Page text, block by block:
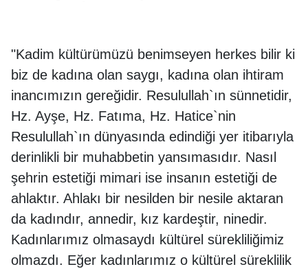
"Kadim kültürümüzü benimseyen herkes bilir ki
biz de kadına olan saygı, kadına olan ihtiram
inancımızın gereğidir. Resulullah`ın sünnetidir,
Hz. Ayşe, Hz. Fatıma, Hz. Hatice`nin
Resulullah`ın dünyasında edindiği yer itibarıyla
derinlikli bir muhabbetin yansımasıdır. Nasıl
şehrin estetiği mimari ise insanın estetiği de
ahlaktır. Ahlakı bir nesilden bir nesile aktaran
da kadındır, annedir, kız kardeştir, ninedir.
Kadınlarımız olmasaydı kültürel sürekliliğimiz
olmazdı. Eğer kadınlarımız o kültürel süreklilik